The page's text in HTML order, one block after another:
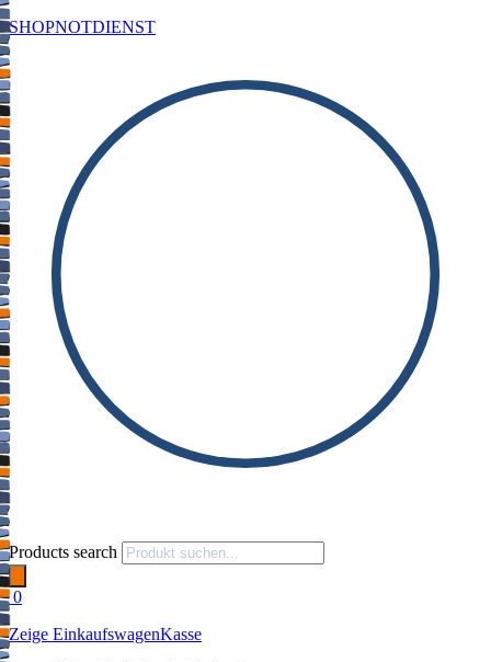
SHOPNOTDIENST
Products search
0
Zeige EinkaufswagenKasse